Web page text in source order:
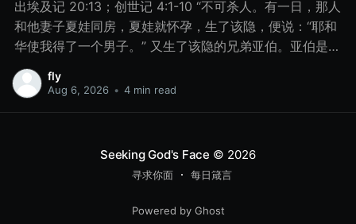
出埃及记 20:13；创世记 4:1-10 “不可杀人。有一日，那人
和他妻子夏娃同房，夏娃就怀孕，生了该隐，便说：“耶和
华使我得了一个男子。” 又生了该隐的兄弟亚伯。亚伯是牧
羊的，该隐是种地的。 有一日，该隐拿地里的出产为供物
献给耶和华， 亚伯也将他羊群中头生的和羊的脂油献上。
为什么发怒呢？你为什么变了脸色呢？ 你若行得好，岂不
蒙悦纳？你若行得不好，罪就伏在门前。它必恋慕你，你
却要制伏它。” 该隐与他兄弟亚伯说话，二人正在田间，该
隐起来打他兄弟亚伯，把他杀了。 耶和华对该隐说：“你兄
fly
Aug 6, 2026 • 4 min read
Seeking God's Face © 2026
寻求你面 每日箴言
Powered by Ghost